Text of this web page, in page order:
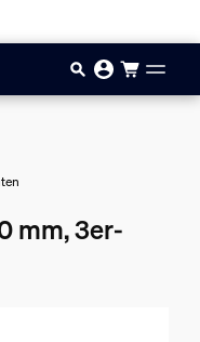
mm, 3er-